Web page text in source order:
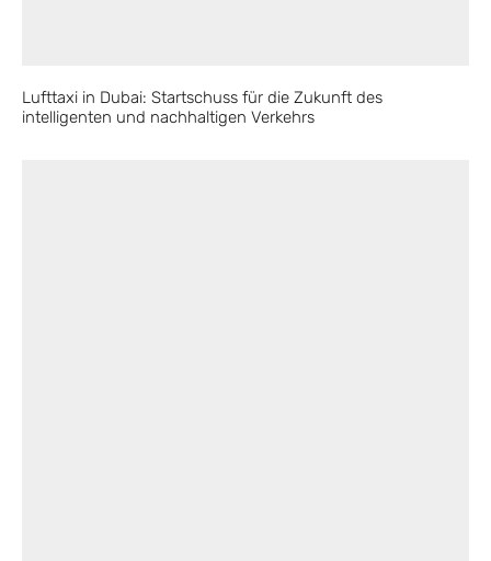
Lufttaxi in Dubai: Startschuss für die Zukunft des
intelligenten und nachhaltigen Verkehrs